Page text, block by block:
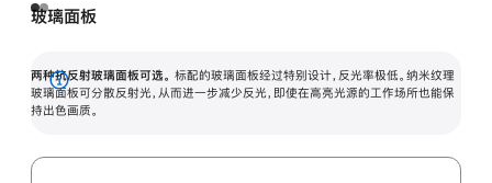
玻璃面板
两种抗反射玻璃面板可选。 标配的玻璃面板经过特别设计，反光率极低。纳米纹理
玻璃面板可分散反射光，从而进一步减少反光，即使在高亮光源的工作场所也能保
持出色画质。
展
开